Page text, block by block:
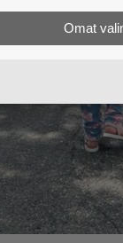
Omat